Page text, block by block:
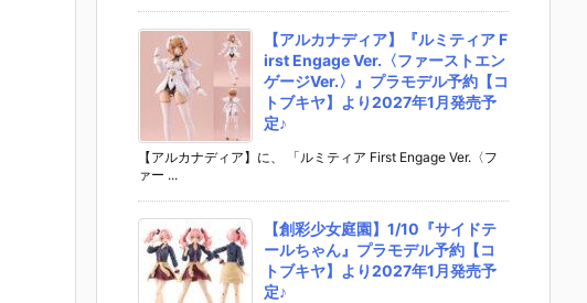
【アルカナディア】『ルミティア F
irst Engage Ver.〈ファーストエン
ゲージVer.〉』プラモデル予約【コ
トブキヤ】より2027年1月発売予
定♪
【アルカナディア】に、 「ルミティア First Engage Ver.〈フ
ァー ...
【創彩少女庭園】1/10『サイドテ
ールちゃん』プラモデル予約【コ
トブキヤ】より2027年1月発売予
定♪